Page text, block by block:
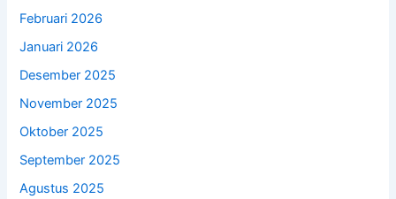
Februari 2026
Januari 2026
Desember 2025
November 2025
Oktober 2025
September 2025
Agustus 2025